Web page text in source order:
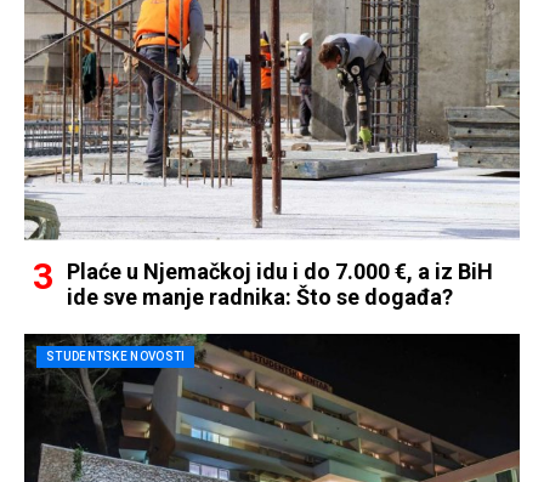
Plaće u Njemačkoj idu i do 7.000 €, a iz BiH
ide sve manje radnika: Što se događa?
STUDENTSKE NOVOSTI